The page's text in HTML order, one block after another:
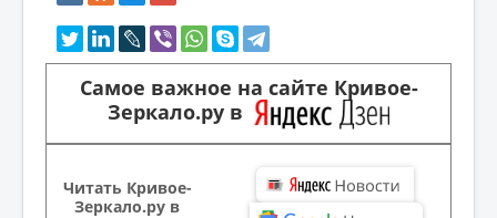
Самое важное на сайте Кривое-
Зеркало.ру в
Читать Кривое-
Зеркало.ру в